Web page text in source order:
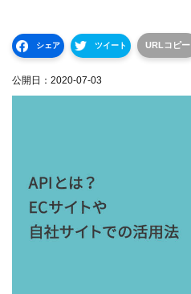
シェア ツイート URLコピー
公開日： 2020-07-03